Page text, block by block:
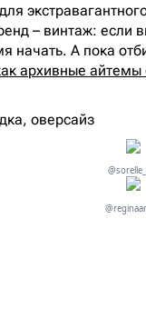
– винтаж: если
начать. А пока
архивные
оверсайз